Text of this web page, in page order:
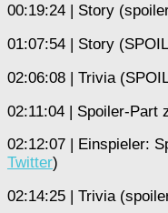
00:19:24 | Story
01:07:54 | Story
02:06:08 | Trivia
02:11:04 | Spoiler-Part
02:12:07 | Einspieler:
Twitter)
02:14:25 | Trivia